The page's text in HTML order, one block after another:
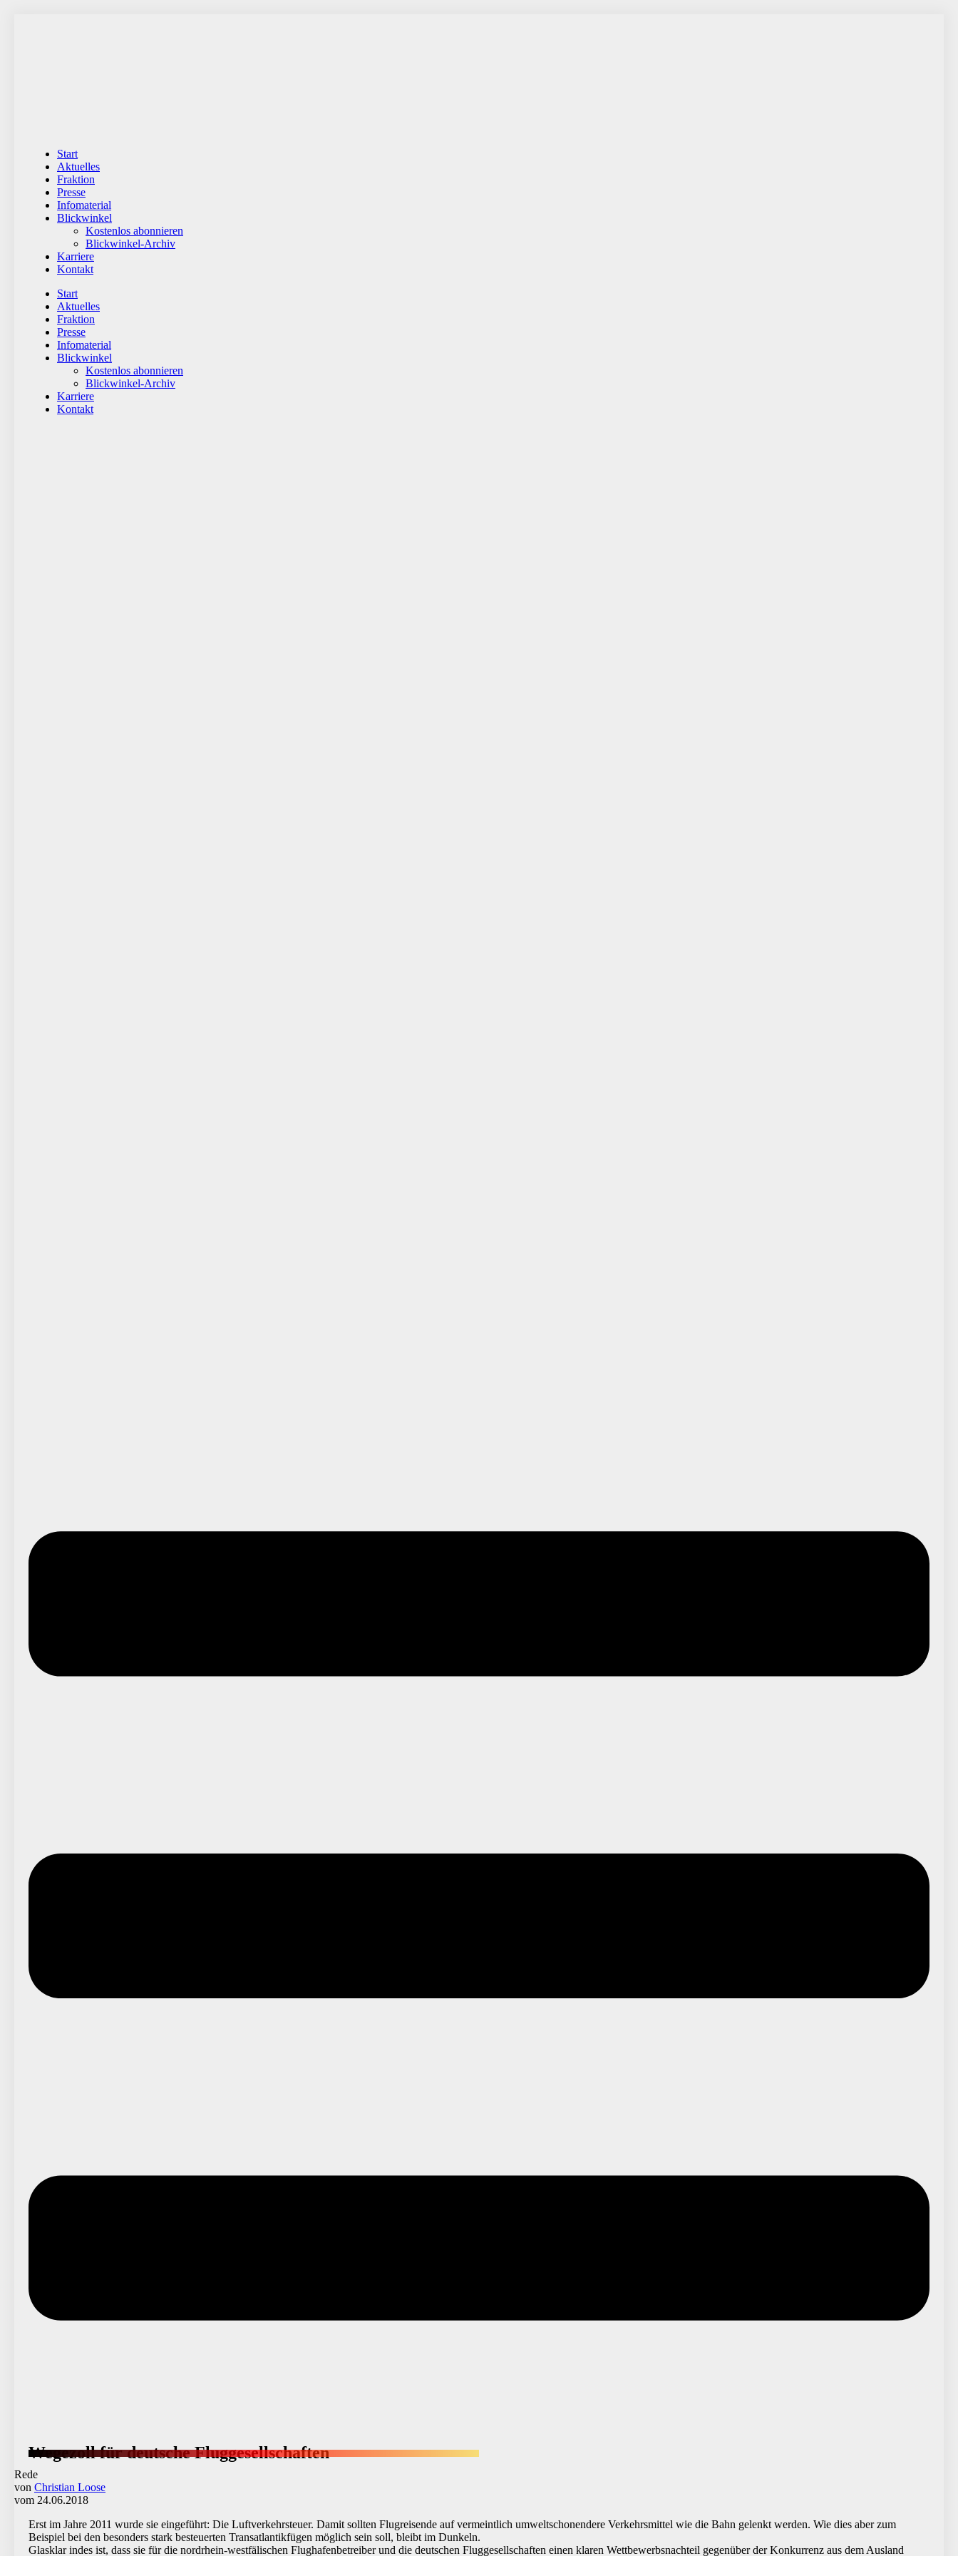
Start
Aktuelles
Fraktion
Presse
Infomaterial
Blickwinkel
Kostenlos abonnieren
Blickwinkel-Archiv
Karriere
Kontakt
Start
Aktuelles
Fraktion
Presse
Infomaterial
Blickwinkel
Kostenlos abonnieren
Blickwinkel-Archiv
Karriere
Kontakt
Wegezoll für deutsche Fluggesellschaften
Rede
von Christian Loose
vom 24.06.2018
Erst im Jahre 2011 wurde sie eingeführt: Die Luftverkehrsteuer. Damit sollten Flugreisende auf vermeintlich umweltschonendere Verkehrsmittel wie die Bahn gelenkt werden. Wie dies aber zum
Beispiel bei den besonders stark besteuerten Transatlantikfügen möglich sein soll, bleibt im Dunkeln.
Glasklar indes ist, dass sie für die nordrhein-westfälischen Flughafenbetreiber und die deutschen Fluggesellschaften einen klaren Wettbewerbsnachteil gegenüber der Konkurrenz aus dem Ausland